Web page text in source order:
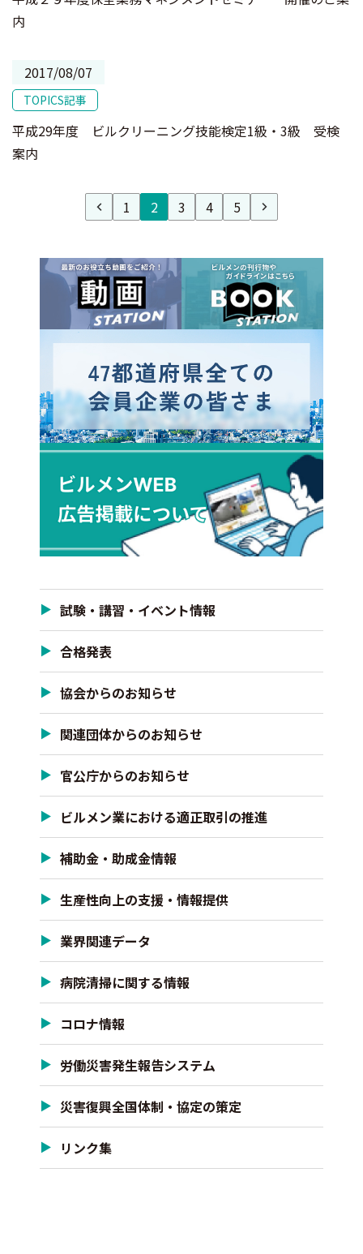
内
2017/08/07
TOPICS記事
平成29年度 ビルクリーニング技能検定1級・3級 受検
案内
1 2 3 4 5
試験・講習・イベント情報
合格発表
協会からのお知らせ
関連団体からのお知らせ
官公庁からのお知らせ
ビルメン業における適正取引の推進
補助金・助成金情報
生産性向上の支援・情報提供
業界関連データ
病院清掃に関する情報
コロナ情報
労働災害発生報告システム
災害復興全国体制・協定の策定
リンク集